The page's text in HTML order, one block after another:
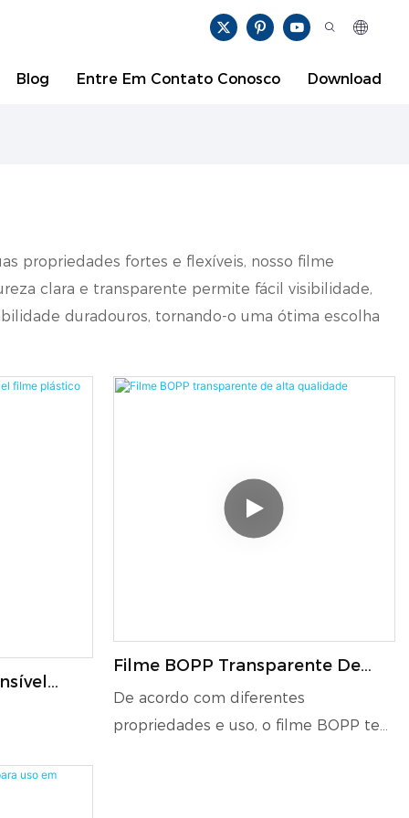
Blog Entre Em Contato Conosco Download
propriedades fortes e flexíveis, nosso filme
clara e transparente permite fácil visibilidade,
duradouros, tornando-o uma ótima escolha
Filme BOPP Transparente De
Alta Qualidade
De acordo com diferentes
propriedades e uso, o filme BOPP tem